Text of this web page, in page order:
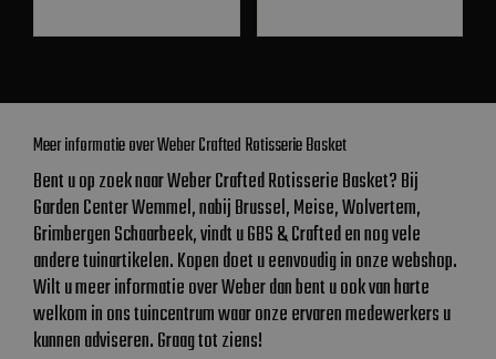
Meer informatie over Weber Crafted Rotisserie Basket
Bent u op zoek naar Weber Crafted Rotisserie Basket? Bij
Garden Center Wemmel, nabij Brussel, Meise, Wolvertem,
Grimbergen Schaarbeek, vindt u GBS & Crafted en nog vele
andere tuinartikelen. Kopen doet u eenvoudig in onze webshop.
Wilt u meer informatie over Weber dan bent u ook van harte
welkom in ons tuincentrum waar onze ervaren medewerkers u
kunnen adviseren. Graag tot ziens!